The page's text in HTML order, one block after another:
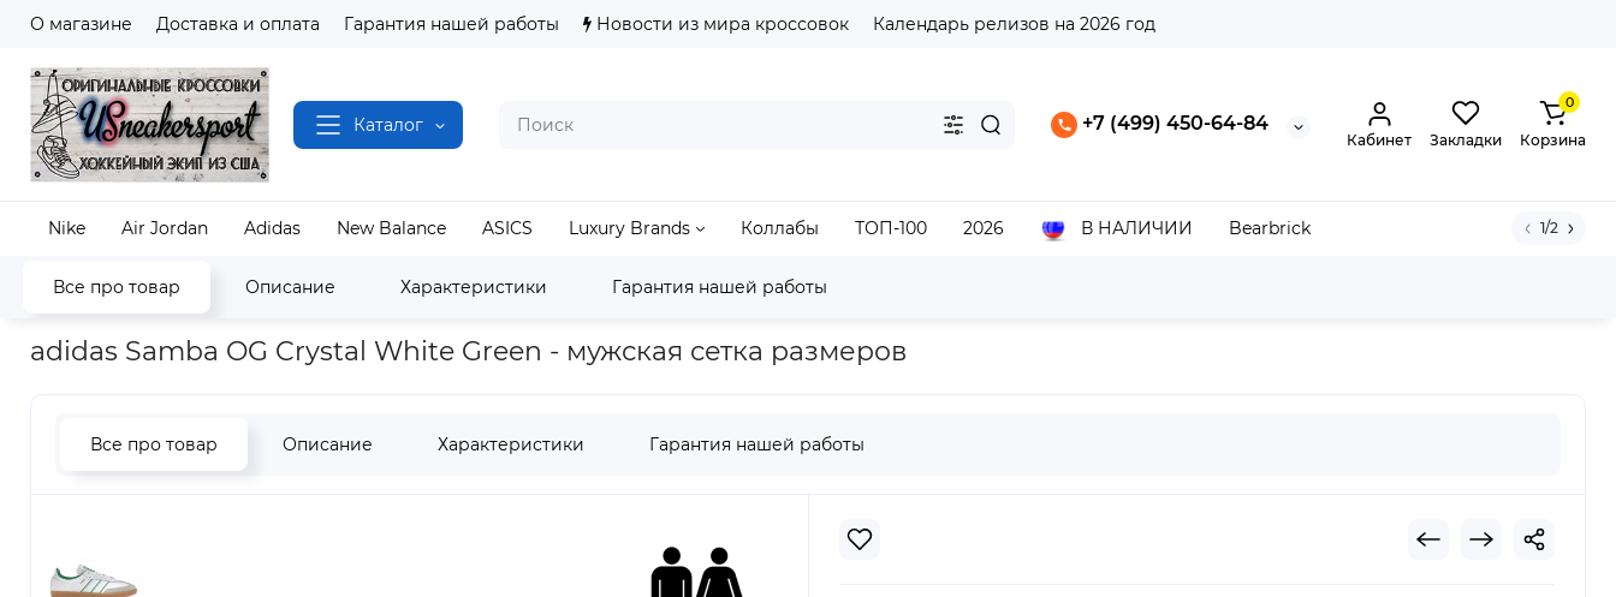
О магазине Доставка и оплата Гарантия нашей работы Новости из мира кроссовок Календарь релизов на 2026 год
Каталог +7 (499) 450-64-84
Кабинет Закладки
0
Корзина
Nike Air Jordan Adidas New Balance ASICS Luxury Brands Коллабы ТОП-100 2026 В НАЛИЧИИ Bearbrick 1/2
Все про товар Описание Характеристики Гарантия нашей работы
Наш магазин Полный каталог кроссовок Adidas Adidas Samba adidas Samba OG Crystal White Green
adidas Samba OG Crystal White Green - мужская сетка размеров
Все про товар Описание Характеристики Гарантия нашей работы